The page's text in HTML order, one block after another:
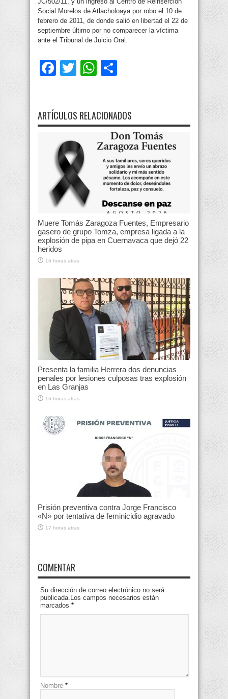
Social Morelos de Atlacholoaya por robo el 10 de
febrero de 2011, de donde salió en libertad el 22 de
septiembre último por no comparecer la víctima
ante el Tribunal de Juicio Oral.
Facebook
TwitterWhatsApp
ARTÍCULOS RELACIONADOS
Muere Tomás Zaragoza Fuentes, Empresario
gasero de grupo Tomza, empresa ligada a la
explosión de pipa en Cuernavaca que dejó 22
heridos
16 horas atras
Presenta la familia Herrera dos denuncias
penales por lesiones culposas tras explosión
en Las Granjas
16 horas atras
Prisión preventiva contra Jorge Francisco
«N» por tentativa de feminicidio agravado
17 horas atras
COMENTAR
Su dirección de correo electrónico no será
publicada.Los campos necesarios están
marcados *
Nombre *